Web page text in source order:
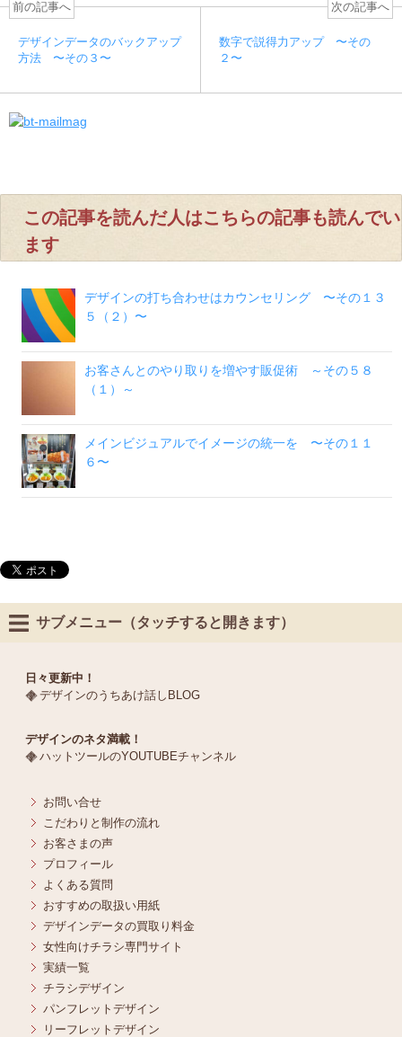
前の記事へ
デザインデータのバックアップ
方法 〜その３〜
次の記事へ
数字で説得力アップ 〜その
２〜
この記事を読んだ人はこちらの記事も読んでい
ます
デザインの打ち合わせはカウンセリング 〜その１３
５（２）〜
お客さんとのやり取りを増やす販促術 ～その５８
（１）～
メインビジュアルでイメージの統一を 〜その１１
６〜
サブメニュー（タッチすると開きます）
日々更新中！
デザインのうちあけ話しBLOG
デザインのネタ満載！
ハットツールのYOUTUBEチャンネル
お問い合せ
こだわりと制作の流れ
お客さまの声
プロフィール
よくある質問
おすすめの取扱い用紙
デザインデータの買取り料金
女性向けチラシ専門サイト
実績一覧
チラシデザイン
パンフレットデザイン
リーフレットデザイン